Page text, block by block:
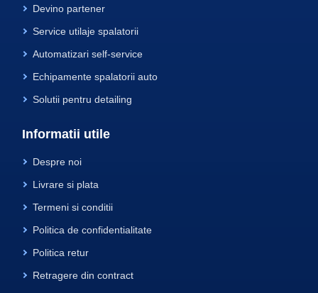
Devino partener
Service utilaje spalatorii
Automatizari self-service
Echipamente spalatorii auto
Solutii pentru detailing
Informatii utile
Despre noi
Livrare si plata
Termeni si conditii
Politica de confidentialitate
Politica retur
Retragere din contract